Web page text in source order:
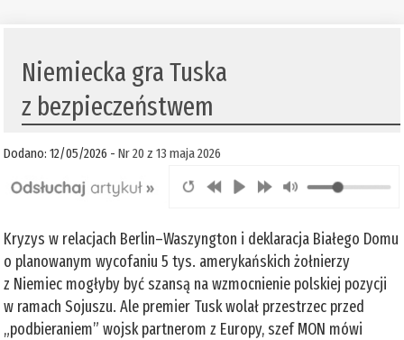
Niemiecka gra Tuska
z bezpieczeństwem
Dodano: 12/05/2026 -Nr 20 z 13 maja 2026
Kryzys w relacjach Berlin–Waszyngton i deklaracja Białego Domu
o planowanym wycofaniu 5 tys. amerykańskich żołnierzy
z Niemiec mogłyby być szansą na wzmocnienie polskiej pozycji
w ramach Sojuszu. Ale premier Tusk wolał przestrzec przed
„podbieraniem” wojsk partnerom z Europy, szef MON mówi